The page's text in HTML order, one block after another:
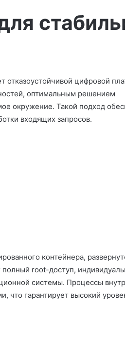
отказоустойчивой цифровой
оптимальным решением
окружение. Такой подход
входящих запросов.
контейнера,
полный root-доступ,
системы. Процессы
что гарантирует высокий